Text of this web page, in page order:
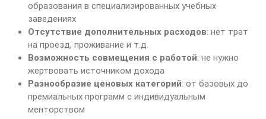
образования в специализированных учебных
заведениях
Отсутствие дополнительных расходов: нет трат
на проезд, проживание и т.д.
Возможность совмещения с работой: не нужно
жертвовать источником дохода
Разнообразие ценовых категорий: от базовых до
премиальных программ с индивидуальным
менторством